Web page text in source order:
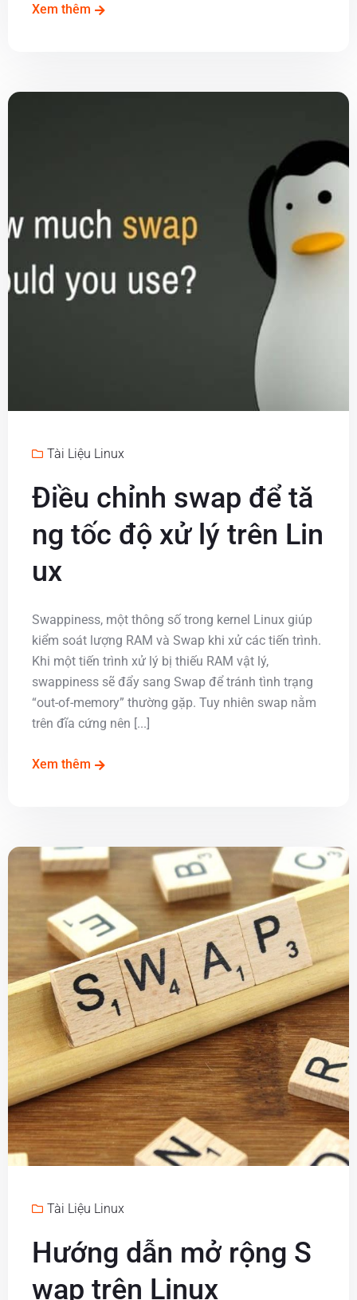
Xem thêm
Tài Liệu Linux
Điều chỉnh swap để tă
ng tốc độ xử lý trên Lin
ux
Swappiness, một thông số trong kernel Linux giúp
kiểm soát lượng RAM và Swap khi xử các tiến trình.
Khi một tiến trình xử lý bị thiếu RAM vật lý,
swappiness sẽ đẩy sang Swap để tránh tình trạng
“out-of-memory” thường gặp. Tuy nhiên swap nằm
trên đĩa cứng nên [...]
Xem thêm
Tài Liệu Linux
Hướng dẫn mở rộng S
wap trên Linux